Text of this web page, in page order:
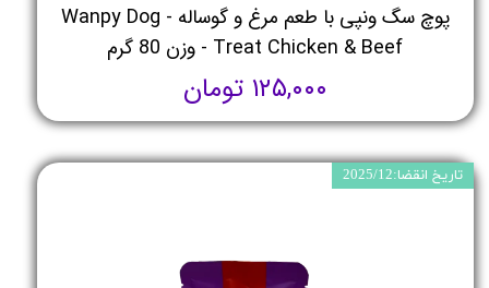
پوچ سگ ونپی با طعم مرغ و گوساله - Wanpy Dog
Treat Chicken & Beef - وزن 80 گرم
۱۲۵,۰۰۰ تومان
تاریخ انقضا:2025/12